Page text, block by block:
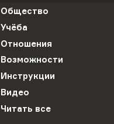
Общество
Учёба
Отношения
Возможности
Инструкции
Видео
Читать все